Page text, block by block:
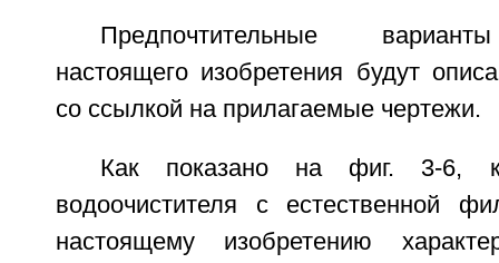
Предпочтительные
настоящего изобретения будут
со ссылкой на прилагаемые чертежи.
Как показано на фиг. 3-6,
водоочистителя с естественной
настоящему изобретению